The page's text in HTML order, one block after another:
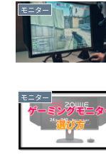
モニター
モニター